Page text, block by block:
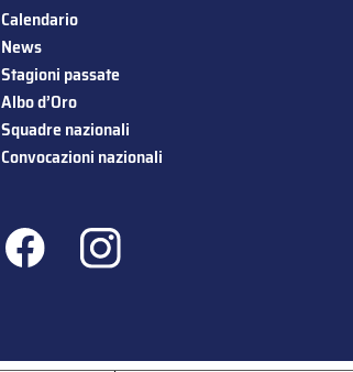
Calendario
News
Stagioni passate
Albo d’Oro
Squadre nazionali
Convocazioni nazionali